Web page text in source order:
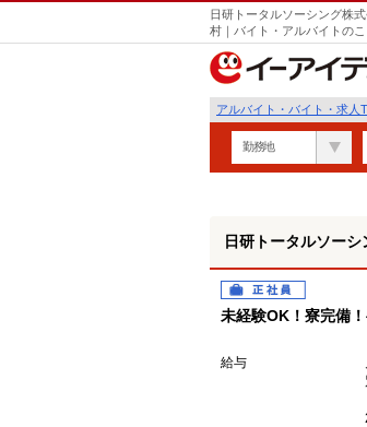
日研トータルソーシング株
村｜バイト・アルバイトの
アルバイト・バイト・求人
勤務地
日研トータルソーシ
正社員
未経験OK！寮完備
給与